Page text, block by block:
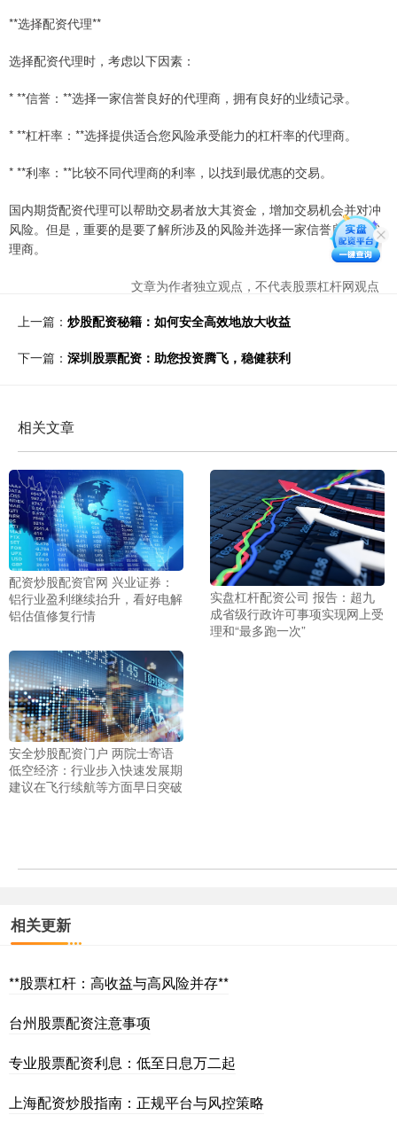
**选择配资代理**
选择配资代理时，考虑以下因素：
* **信誉：**选择一家信誉良好的代理商，拥有良好的业绩记录。
* **杠杆率：**选择提供适合您风险承受能力的杠杆率的代理商。
* **利率：**比较不同代理商的利率，以找到最优惠的交易。
国内期货配资代理可以帮助交易者放大其资金，增加交易机会并对冲
风险。但是，重要的是要了解所涉及的风险并选择一家信誉良好的代
理商。
文章为作者独立观点，不代表股票杠杆网观点
上一篇： 炒股配资秘籍：如何安全高效地放大收益
下一篇： 深圳股票配资：助您投资腾飞，稳健获利
相关文章
配资炒股配资官网 兴业证券：
铝行业盈利继续抬升，看好电解
铝估值修复行情
实盘杠杆配资公司 报告：超九
成省级行政许可事项实现网上受
理和“最多跑一次”
安全炒股配资门户 两院士寄语
低空经济：行业步入快速发展期
建议在飞行续航等方面早日突破
相关更新
**股票杠杆：高收益与高风险并存**
台州股票配资注意事项
专业股票配资利息：低至日息万二起
上海配资炒股指南：正规平台与风控策略